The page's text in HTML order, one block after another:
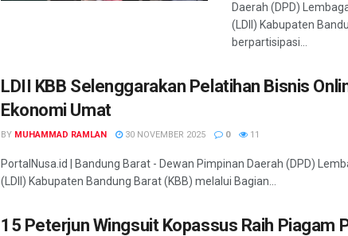
Daerah (DPD)
(LDII) Kabupaten
berpartisipasi...
LDII KBB Selenggarakan Pelatihan Bisnis
Ekonomi Umat
BY MUHAMMAD RAMLAN 30 NOVEMBER 2025 0 11
PortalNusa.id | Bandung Barat - Dewan Pimpinan Daerah (DPD)
(LDII) Kabupaten Bandung Barat (KBB) melalui Bagian...
15 Peterjun Wingsuit Kopassus Raih Piagam